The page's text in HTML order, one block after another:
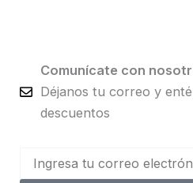
Comunícate con
Déjanos tu correo y
descuentos